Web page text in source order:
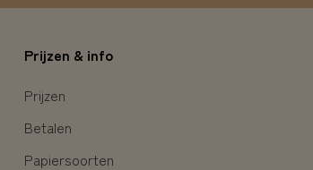
Prijzen & info
Prijzen
Betalen
Papiersoorten